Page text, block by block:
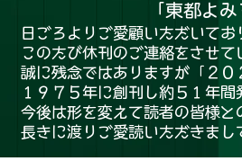
「東都よ
日ごろよりご愛顧いただいて
このたび休刊のご連絡をさせ
誠に残念ではありますが「２
１９７５年に創刊し約５１年
今後は形を変えて読者の皆様
長きに渡りご愛読いただきま